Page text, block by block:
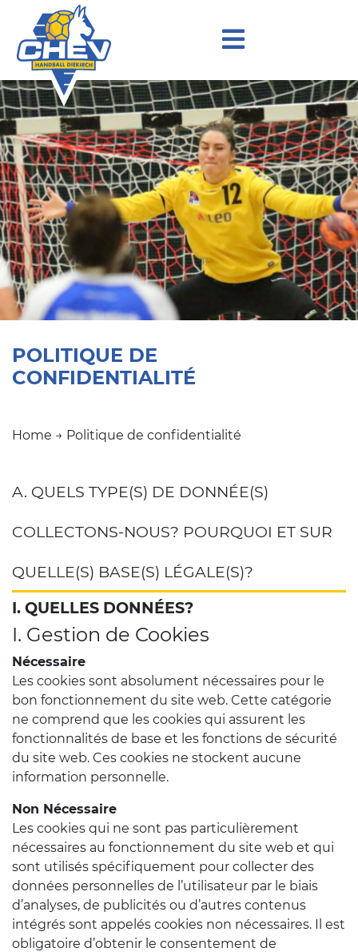
POLITIQUE DE
CONFIDENTIALITÉ
Home → Politique de confidentialité
A. QUELS TYPE(S) DE DONNÉE(S)
COLLECTONS-NOUS? POURQUOI ET SUR
QUELLE(S) BASE(S) LÉGALE(S)?
I. QUELLES DONNÉES?
I. Gestion de Cookies
Nécessaire
Les cookies sont absolument nécessaires pour le
bon fonctionnement du site web. Cette catégorie
ne comprend que les cookies qui assurent les
fonctionnalités de base et les fonctions de sécurité
du site web. Ces cookies ne stockent aucune
information personnelle.
Non Nécessaire
Les cookies qui ne sont pas particulièrement
nécessaires au fonctionnement du site web et qui
sont utilisés spécifiquement pour collecter des
données personnelles de l’utilisateur par le biais
d’analyses, de publicités ou d’autres contenus
intégrés sont appelés cookies non nécessaires. Il est
obligatoire d’obtenir le consentement de